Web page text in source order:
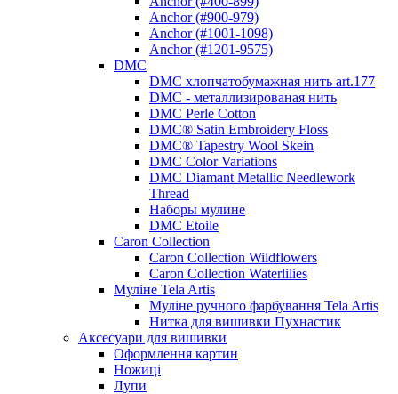
Anchor (#900-979)
Anchor (#1001-1098)
Anchor (#1201-9575)
DMC
DMC хлопчатобумажная нить art.177
DMC - металлизированая нить
DMC Perle Cotton
DMC® Satin Embroidery Floss
DMC® Tapestry Wool Skein
DMC Color Variations
DMC Diamant Metallic Needlework
Thread
Наборы мулине
DMC Etoile
Caron Collection
Caron Collection Wildflowers
Caron Collection Waterlilies
Муліне Tela Artis
Муліне ручного фарбування Tela Artis
Нитка для вишивки Пухнастик
Аксесуари для вишивки
Оформлення картин
Ножиці
Лупи